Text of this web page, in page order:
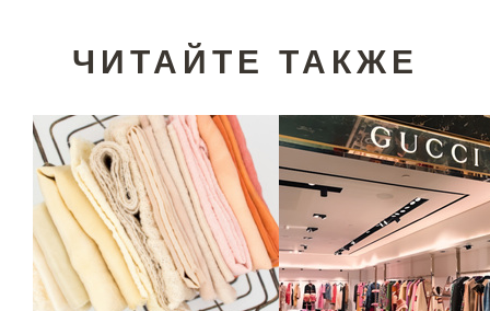
ЧИТАЙТЕ ТАКЖЕ